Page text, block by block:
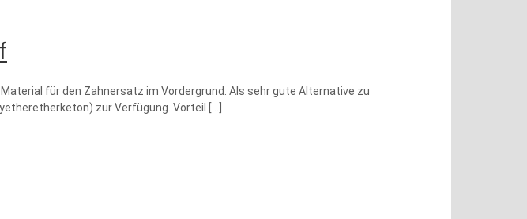
für den Zahnersatz im Vordergrund. Als sehr gute Alternative zu
zur Verfügung. Vorteil